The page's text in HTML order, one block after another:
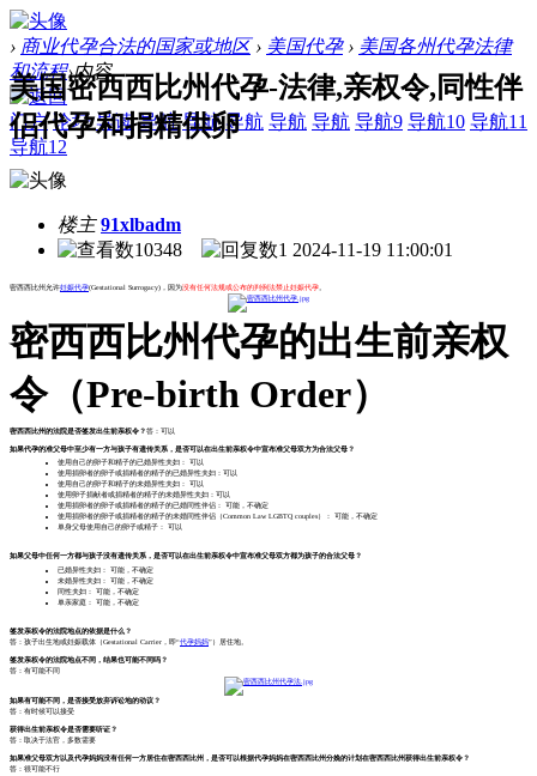
› 商业代孕合法的国家或地区 › 美国代孕 › 美国各州代孕法律
和流程›内容
门户 论坛 导读 导航 导航 导航 导航 导航 导航9 导航10 导航11
导航12
美国密西西比州代孕-法律,亲权令,同性伴
侣代孕和捐精供卵
楼主 91xlbadm
10348
1 2024-11-19 11:00:01
密西西比州允许妊娠代孕(Gestational Surrogacy)，因为没有任何法规或公布的判例法禁止妊娠代孕
密西西比州代孕的出生前亲权
令（Pre-birth Order）
密西西比州的法院是否签发出生前亲权令？答：可以
如果代孕的准父母中至少有一方与孩子有遗传关系，是否可以在出生前亲权令中宣布准父母双方为合法父母？
使用自己的卵子和精子的已婚异性夫妇： 可以
使用捐卵者的卵子或捐精者的精子的已婚异性夫妇：可以
使用自己的卵子和精子的未婚异性夫妇： 可以
使用卵子捐献者或捐精者的精子的未婚异性夫妇：可以
使用捐卵者的卵子或捐精者的精子的已婚同性伴侣： 可能，不确定
使用捐卵者的卵子或捐精者的精子的未婚同性伴侣（Common Law LGBTQ couples）： 可能，不确定
单身父母使用自己的卵子或精子： 可以
如果父母中任何一方都与孩子没有遗传关系，是否可以在出生前亲权令中宣布准父母双方都为孩子的合法父母？
已婚异性夫妇： 可能，不确定
未婚异性夫妇： 可能，不确定
同性夫妇： 可能，不确定
单亲家庭： 可能，不确定
签发亲权令的法院地点的依据是什么？
答：孩子出生地或妊娠载体（Gestational Carrier，即“代孕妈妈”）居住地。
签发亲权令的法院地点不同，结果也可能不同吗？
答：有可能不同
如果有可能不同，是否接受放弃诉讼地的动议？
答：有时候可以接受
获得出生前亲权令是否需要听证？
答：取决于法官，多数需要
如果准父母双方以及代孕妈妈没有任何一方居住在密西西比州，是否可以根据代孕妈妈在密西西比州分娩的计划在密西西比州获得出生前亲权令？
答：很可能不行